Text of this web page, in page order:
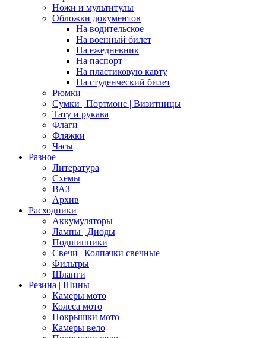
Ножи и мультитулы
Обложки документов
На водительское
На военный билет
На ежедневник
На паспорт
На пластиковую карту
На студенческий билет
Рюмки
Сумки | Портмоне | Визитницы
Тату и рукава
Флаги
Фляжки
Часы
Разное
Литература
Схемы
ВАЗ
Архив
Расходники
Аккумуляторы
Лампы | Диоды
Подшипники
Свечи | Колпачки свечные
Фильтры
Шланги
Резина | Шины
Камеры мото
Колеса мото
Покрышки мото
Камеры вело